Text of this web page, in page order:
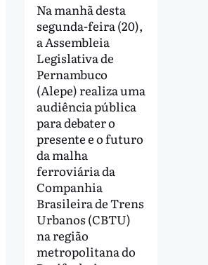
Na manhã desta
segunda-feira (20),
a Assembleia
Legislativa de
Pernambuco
(Alepe) realiza uma
audiência pública
para debater o
presente e o futuro
da malha
ferroviária da
Companhia
Brasileira de Trens
Urbanos (CBTU)
na região
metropolitana do